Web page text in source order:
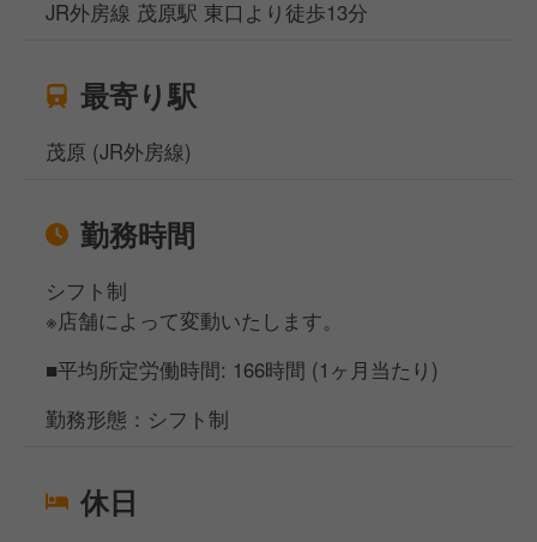
JR外房線 茂原駅 東口より徒歩13分
最寄り駅
茂原 (JR外房線)
勤務時間
シフト制
※店舗によって変動いたします。
■平均所定労働時間: 166時間 (1ヶ月当たり)
勤務形態：シフト制
休日